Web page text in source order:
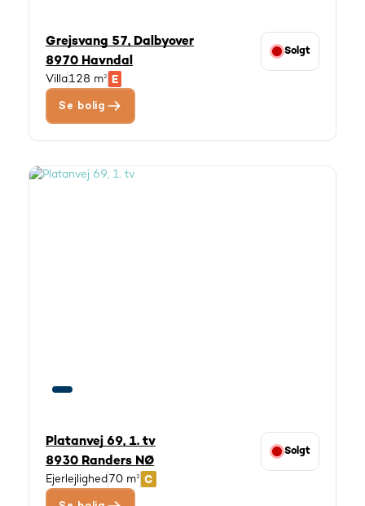
Grejsvang 57, Dalbyover
8970 Havndal
Solgt
Villa128 m²
Se bolig
Platanvej 69, 1. tv
8930 Randers NØ
Solgt
Ejerlejlighed 70 m²